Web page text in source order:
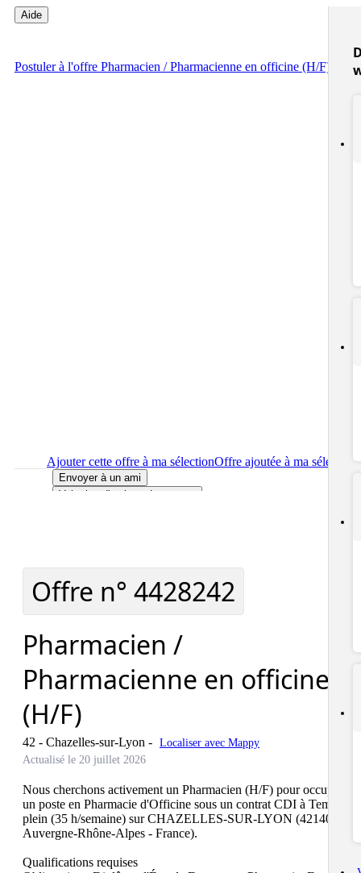
Aide
Postulerà l'offre Pharmacien / Pharmacienne en officine (H/F)
Ajouter cette offre à ma sélectionOffre ajoutée à ma sélection
Envoyer à un ami
Voir plus d'options de partage
Offre n° 4428242
Pharmacien /
Pharmacienne en officine
(H/F)
42 - Chazelles-sur-Lyon - Localiser avec Mappy
Actualisé le 20 juillet 2026
Nous cherchons activement un Pharmacien (H/F) pour occuper
un poste en Pharmacie d'Officine sous un contrat CDI à Temps
plein (35 h/semaine) sur CHAZELLES-SUR-LYON (42140 ,
Auvergne-Rhône-Alpes - France).
Qualifications requises